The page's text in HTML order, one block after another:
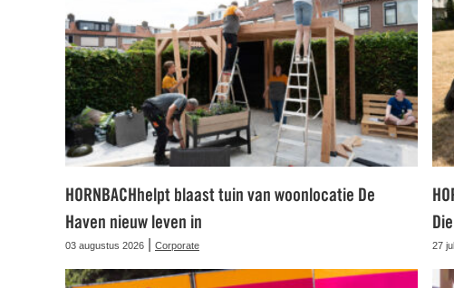
HORNBACHhelpt blaast tuin van woonlocatie De
Haven nieuw leven in
03 augustus 2026 Corporate 27